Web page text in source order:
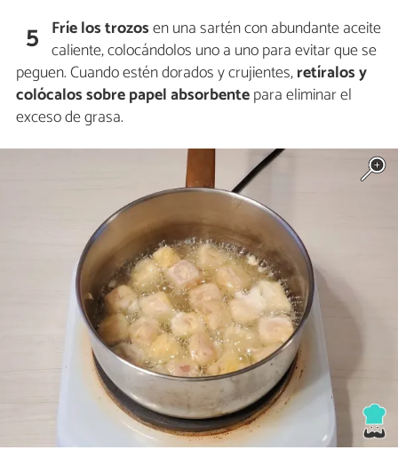
5 Fríe los trozosen una sartén con abundante aceite
caliente, colocándolos uno a uno para evitar que se
peguen. Cuando estén dorados y crujientes,retíralos y
colócalos sobre papel absorbentepara eliminar el
exceso de grasa.